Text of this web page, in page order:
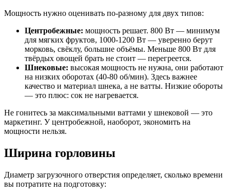
Мощность нужно оценивать по-разному для двух типов:
Центробежные: мощность решает. 800 Вт — минимум
для мягких фруктов, 1000-1200 Вт — уверенно берут
морковь, свёклу, большие объёмы. Меньше 800 Вт для
твёрдых овощей брать не стоит — перегреется.
Шнековые: высокая мощность не нужна, они работают
на низких оборотах (40-80 об/мин). Здесь важнее
качество и материал шнека, а не ватты. Низкие обороты
— это плюс: сок не нагревается.
Не гонитесь за максимальными ваттами у шнековой — это
маркетинг. У центробежной, наоборот, экономить на
мощности нельзя.
Ширина горловины
Диаметр загрузочного отверстия определяет, сколько времени
вы потратите на подготовку: